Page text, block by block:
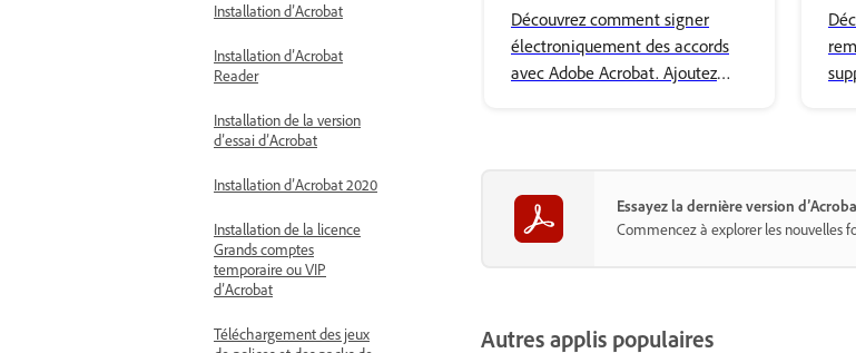
Installation d’Acrobat
Installation d’Acrobat
Reader
Installation de la version
d’essai d’Acrobat
Installation d’Acrobat 2020
Installation de la licence
Grands comptes
temporaire ou VIP
d’Acrobat
Téléchargement des jeux
Découvrez comment signer
électroniquement des accords
avec Adobe Acrobat. Ajoutez
Essayez la dernière version
Commencez à explorer les nouvelles
Autres applis populaires